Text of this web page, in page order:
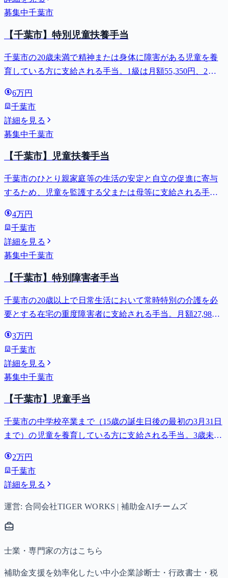
募集中千葉市
【千葉市】特別児童扶養手当
千葉市の20歳未満で精神または身体に障害がある児童を養
育している方に支給される手当。1級は月額55,350円、2級
6万円
千葉市
詳細を見る
募集中千葉市
【千葉市】児童扶養手当
千葉市のひとり親家庭等の生活の安定と自立の促進に寄与
するため、児童を監護する父または母等に支給される手
4万円
千葉市
詳細を見る
募集中千葉市
【千葉市】特別障害者手当
千葉市の20歳以上で日常生活において常時特別の介護を必
要とする在宅の重度障害者に支給される手当。月額27,980
3万円
千葉市
詳細を見る
募集中千葉市
【千葉市】児童手当
千葉市の中学校卒業まで（15歳の誕生日後の最初の3月31日
まで）の児童を養育している方に支給される手当。3歳未満
子以降は15,000円）、中学生は月額10,000円。
2万円
千葉市
詳細を見る
運営: 合同会社TIGER WORKS | 補助金AIチームズ
士業・専門家の方はこちら
補助金支援を効率化したい中小企業診断士・行政書士・税